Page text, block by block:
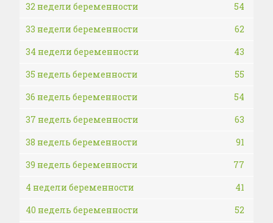
32 недели беременности
54
33 недели беременности
62
34 недели беременности
43
35 недель беременности
55
36 недель беременности
54
37 недель беременности
63
38 недель беременности
91
39 недель беременности
77
4 недели беременности
41
40 недель беременности
52